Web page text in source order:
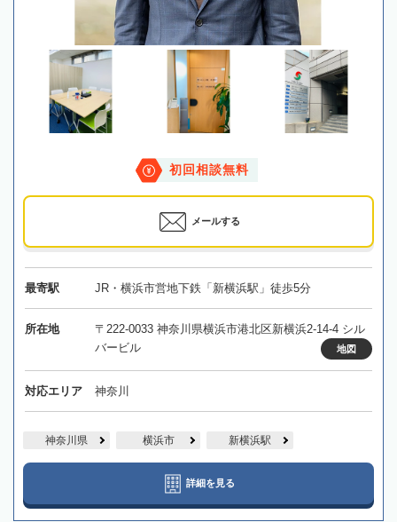
初回相談無料
メールする
最寄駅 JR・横浜市営地下鉄「新横浜駅」徒歩5分
所在地
〒222-0033 神奈川県横浜市港北区新横浜2-14-4 シル
バービル
地図
対応エリア 神奈川
神奈川県 横浜市 新横浜駅
詳細を見る